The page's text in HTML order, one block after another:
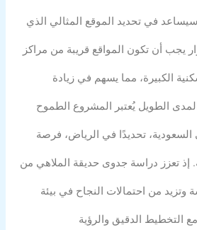
في تحديد الموقع المثالي الذي
يجب أن تكون المواقع قريبة من مراكز
الكبيرة، مما يسهم في زيادة
الطويل يُعتبر المشروع الطموح
السعودية، تحديدًا في الرياض، فرصة
تعزز دراسة جدوى حديقة الملاهي من
وتزيد من احتمالات النجاح في بيئة
التخطيط الدقيق والرؤية